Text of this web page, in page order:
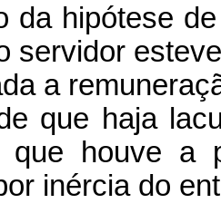
da hipótese
servidor
a
que haja
que houve a
inércia do